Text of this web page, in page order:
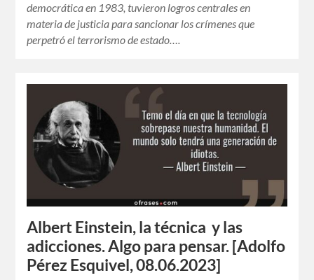
democrática en 1983, tuvieron logros centrales en
materia de justicia para sancionar los crímenes que
perpetró el terrorismo de estado….
Albert Einstein, la técnica y las
adicciones. Algo para pensar. [Adolfo
Pérez Esquivel, 08.06.2023]